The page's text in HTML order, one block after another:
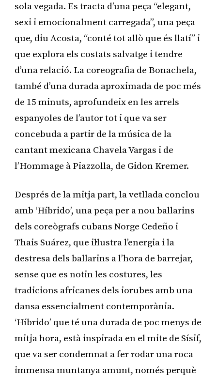
sola vegada. Es tracta d’una peça “elegant,
sexi i emocionalment carregada”, una peça
que, diu Acosta, “conté tot allò que és llatí” i
que explora els costats salvatge i tendre
d’una relació. La coreografia de Bonachela,
també d’una durada aproximada de poc més
de 15 minuts, aprofundeix en les arrels
espanyoles de l’autor tot i que va ser
concebuda a partir de la música de la
cantant mexicana Chavela Vargas i de
l’Hommage à Piazzolla, de Gidon Kremer.
Després de la mitja part, la vetllada conclou
amb ‘Híbrido’, una peça per a nou ballarins
dels coreògrafs cubans Norge Cedeño i
Thais Suárez, que il·lustra l’energia i la
destresa dels ballarins a l’hora de barrejar,
sense que es notin les costures, les
tradicions africanes dels iorubes amb una
dansa essencialment contemporània.
‘Híbrido’ que té una durada de poc menys de
mitja hora, està inspirada en el mite de Sísif,
que va ser condemnat a fer rodar una roca
immensa muntanya amunt, només perquè